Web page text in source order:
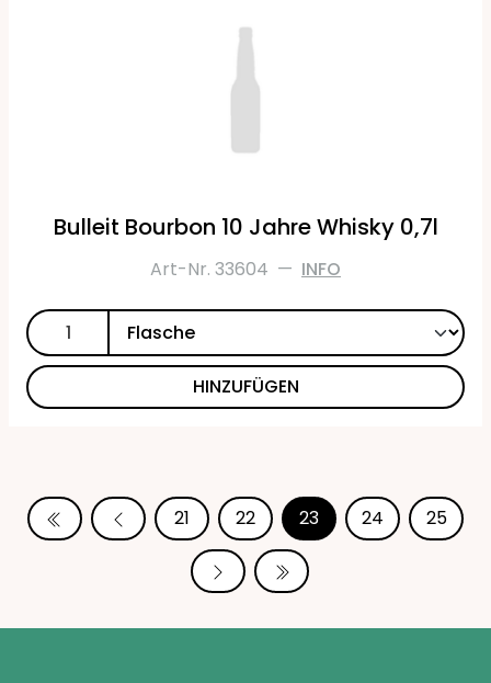
Bulleit Bourbon 10 Jahre Whisky 0,7l
Art-Nr. 33604 — INFO
HINZUFÜGEN
21 22 23 24 25